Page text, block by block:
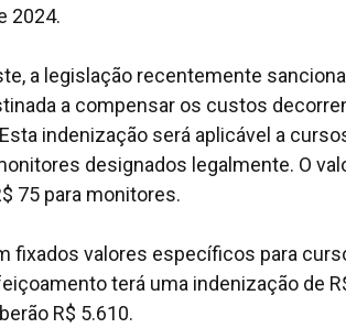
2024.
a legislação recentemente
a compensar os custos
indenização será aplicável a
designados legalmente. O
75 para monitores.
fixados valores específicos para
terá uma indenização de
R$ 5.610.